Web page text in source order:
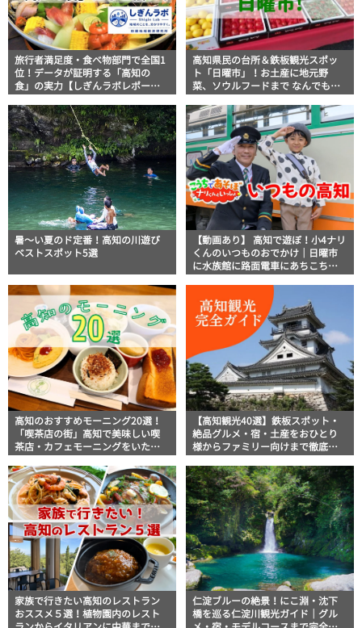
旅行者満足度・食べ物部門で全国1
位！データが証明する「高知の
食」の実力【しぎんラボレポー
高知県民の台所＆鉄板観光スポッ
ト「日曜市」！お土産に地元野
菜、ソウルフードまで なんでもそ
説！
暑～い夏のド定番！高知の川遊び
ベストスポット5選
【動画あり】 高知で遊ぼ！小4ナリ
くんのいつものおでかけ｜日曜市
に水族館に路面電車にあちこち巡
高知のおすすめモーニング20選！
「喫茶店の街」高知で美味しい喫
茶店・カフェモーニングをいただ
【高知観光40選】鉄板スポット・
絶品グルメ・宿・土産をおひとり
様からファミリー向けまで徹底解
家族で行きたい高知のレストラン
おススメ５選！植物園内のレスト
仁淀ブルーの絶景！にこ淵・沈下
橋を巡る仁淀川観光ガイド｜グル